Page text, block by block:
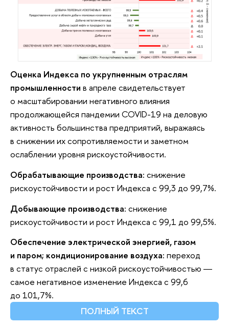
Оценка Индекса по укрупненным отраслям
промышленности в апреле свидетельствует
о масштабировании негативного влияния
продолжающейся пандемии COVID-19 на деловую
активность большинства предприятий, выражаясь
в снижении их сопротивляемости и заметном
ослаблении уровня рискоустойчивости.
Обрабатывающие производства: снижение
рискоустойчивости и рост Индекса с 99,3 до 99,7%.
Добывающие производства: снижение
рискоустойчивости и рост Индекса с 99,1 до 99,5%.
Обеспечение электрической энергией, газом
и паром; кондиционирование воздуха: переход
в статус отраслей с низкой рискоустойчивостью ―
самое негативное изменение Индекса с 99,6
до 101,7%.
ПОЛНЫЙ ТЕКСТ